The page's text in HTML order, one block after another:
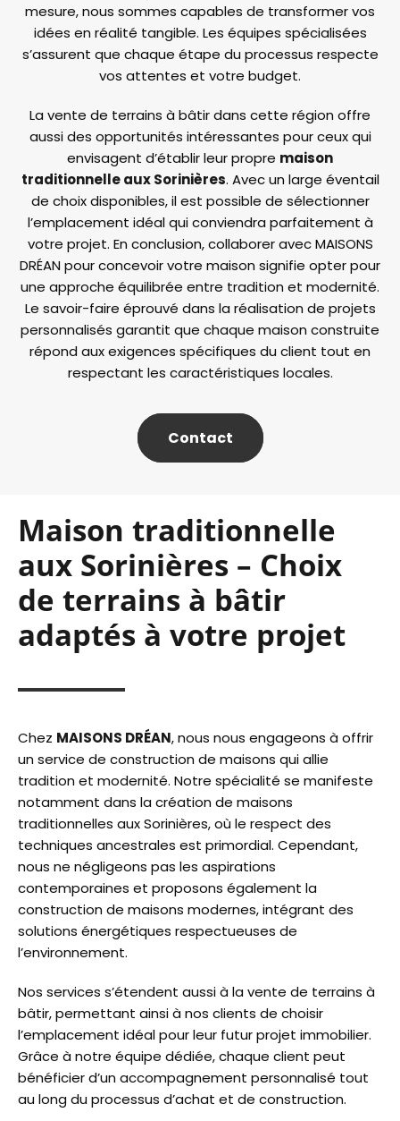
mesure, nous sommes capables de transformer vos
idées en réalité tangible. Les équipes spécialisées
s’assurent que chaque étape du processus respecte
vos attentes et votre budget.
La vente de terrains à bâtir dans cette région offre
aussi des opportunités intéressantes pour ceux qui
envisagent d’établir leur propre maison
traditionnelle aux Sorinières. Avec un large éventail
de choix disponibles, il est possible de sélectionner
l’emplacement idéal qui conviendra parfaitement à
votre projet. En conclusion, collaborer avec MAISONS
DRÉAN pour concevoir votre maison signifie opter pour
une approche équilibrée entre tradition et modernité.
Le savoir-faire éprouvé dans la réalisation de projets
personnalisés garantit que chaque maison construite
répond aux exigences spécifiques du client tout en
respectant les caractéristiques locales.
Contact
Maison traditionnelle
aux Sorinières – Choix
de terrains à bâtir
adaptés à votre projet
Chez MAISONS DRÉAN, nous nous engageons à offrir
un service de construction de maisons qui allie
tradition et modernité. Notre spécialité se manifeste
notamment dans la création de maisons
traditionnelles aux Sorinières, où le respect des
techniques ancestrales est primordial. Cependant,
nous ne négligeons pas les aspirations
contemporaines et proposons également la
construction de maisons modernes, intégrant des
solutions énergétiques respectueuses de
l’environnement.
Nos services s’étendent aussi à la vente de terrains à
bâtir, permettant ainsi à nos clients de choisir
l’emplacement idéal pour leur futur projet immobilier.
Grâce à notre équipe dédiée, chaque client peut
bénéficier d’un accompagnement personnalisé tout
au long du processus d’achat et de construction.